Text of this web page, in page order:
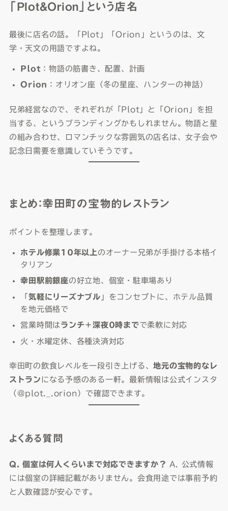
「Plot&Orion」という店名
最後に店名の話。「Plot」「Orion」というのは、文
学・天文の用語ですよね。
Plot ：物語の筋書き、配置、計画
Orion ：オリオン座（冬の星座、ハンターの神話）
兄弟経営なので、それぞれが「Plot」と「Orion」を担
当する、というブランディングかもしれません。物語と星
の組み合わせ、ロマンチックな雰囲気の店名は、女子会や
記念日需要を意識していそうです。
まとめ：幸田町の宝物的レストラン
ポイントを整理します。
ホテル修業10年以上 のオーナー兄弟が手掛ける本格イ
タリアン
幸田駅前銀座の好立地、個室・駐車場あり
「気軽にリーズナブル 」をコンセプトに、ホテル品質
を地元価格で
営業時間はランチ＋深夜0時までで柔軟に対応
火・水曜定休、各種決済対応
幸田町の飲食レベルを一段引き上げる、地元の宝物的なレ
ストラン になる予感のある一軒。最新情報は公式インスタ
（@plot._.orion）で確認できます。
よくある質問
Q. 個室は何人くらいまで対応できますか？ A. 公式情報
には個室の詳細記載がありません。会食用途では事前予約
と人数確認が安心です。